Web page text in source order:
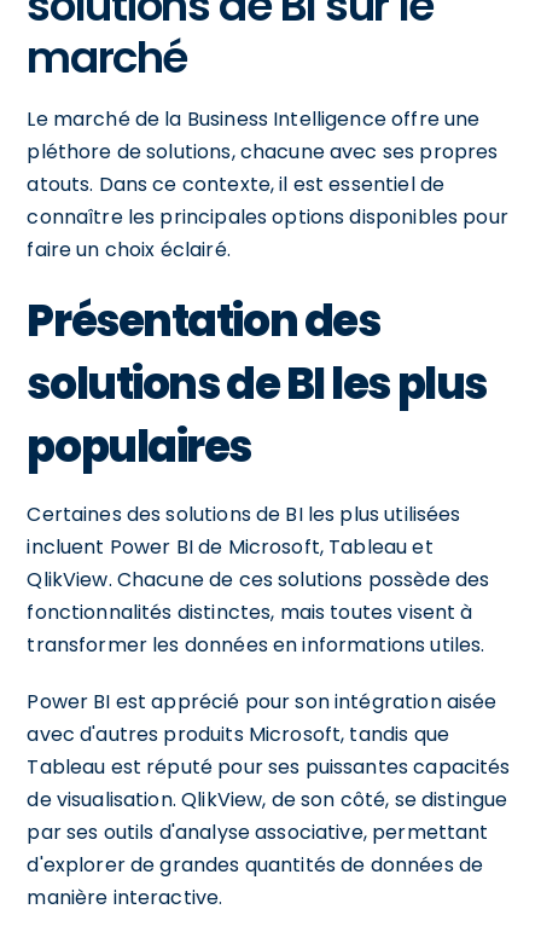
marché
Le marché de la Business Intelligence offre une
pléthore de solutions, chacune avec ses propres
atouts. Dans ce contexte, il est essentiel de
connaître les principales options disponibles pour
faire un choix éclairé.
Présentation des
solutions de BI les plus
populaires
Certaines des solutions de BI les plus utilisées
incluent Power BI de Microsoft, Tableau et
QlikView. Chacune de ces solutions possède des
fonctionnalités distinctes, mais toutes visent à
transformer les données en informations utiles.
Power BI est apprécié pour son intégration aisée
avec d'autres produits Microsoft, tandis que
Tableau est réputé pour ses puissantes capacités
de visualisation. QlikView, de son côté, se distingue
par ses outils d'analyse associative, permettant
d'explorer de grandes quantités de données de
manière interactive.